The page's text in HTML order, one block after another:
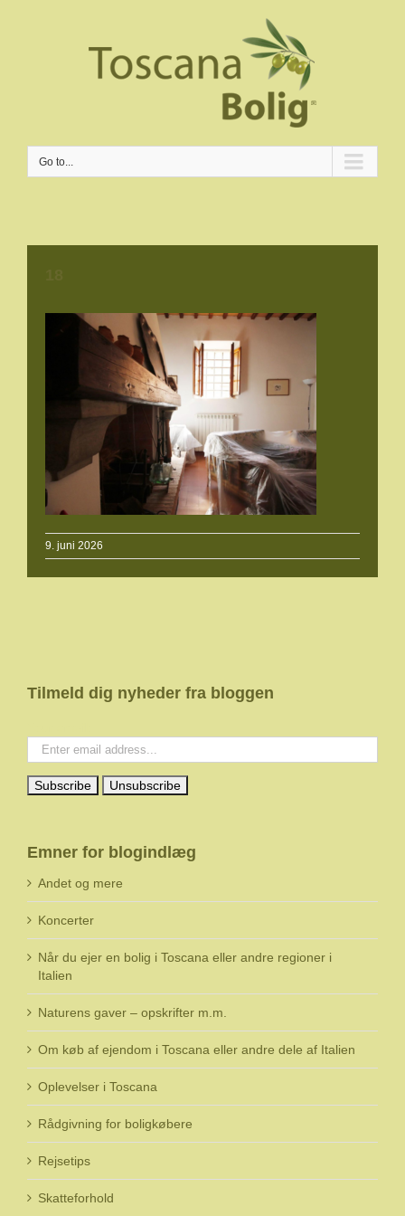
Go to...
9. juni 2026
Tilmeld dig nyheder fra bloggen
Emner for blogindlæg
Andet og mere
Koncerter
Når du ejer en bolig i Toscana eller andre regioner i
Italien
Naturens gaver – opskrifter m.m.
Om køb af ejendom i Toscana eller andre dele af Italien
Oplevelser i Toscana
Rådgivning for boligkøbere
Rejsetips
Skatteforhold